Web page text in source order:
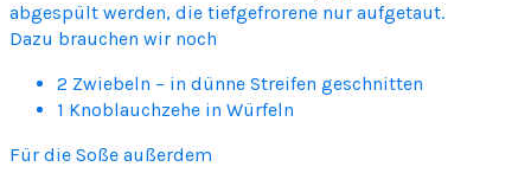
abgespült werden, die tiefgefrorene nur aufgetaut.
Dazu brauchen wir noch
2 Zwiebeln – in dünne Streifen geschnitten
1 Knoblauchzehe in Würfeln
Für die Soße außerdem